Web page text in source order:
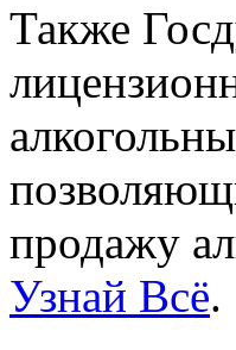
Также
продажу
Узнай Всё.